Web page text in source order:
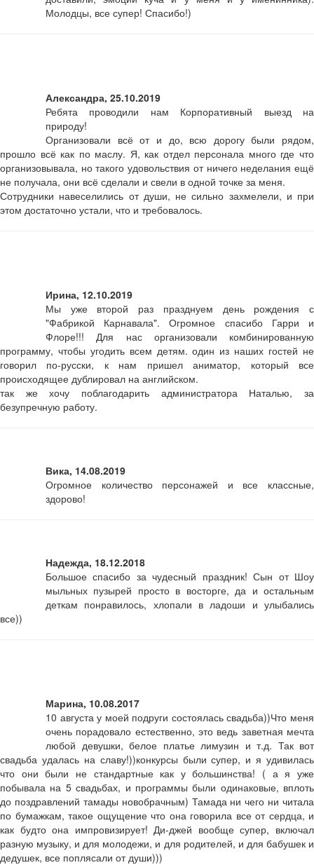
Молодцы, все супер! Спасибо!)
Александра, 25.10.2019
Ребята проводили нам Корпоративный выезд на
природу!
Организовали всё от и до, всю дорогу были рядом,
прошло всё как по маслу. Я, как отдел персонала много где что
организовывала, но такого удовольствия от ничего неделания ещё
не получала, они всё сделали и свели в одной точке за меня.
Сотрудники навеселились от души, не сильно захмелели, и при
этом достаточно устали, что и требовалось.
Ирина, 12.10.2019
Мы уже второй раз празднуем день рождения с
"Фабрикой Карнавала". Огромное спасибо Гарри и
Флоре!!! Для нас организовали комбинированную
программу, чтобы угодить всем детям. один из наших гостей не
говорил по-русски, к нам пришел аниматор, который все
происходящее дублировал на английском.
так же хочу поблагодарить администратора Наталью, за
безупречную работу.
Вика, 14.08.2019
Огромное количество персонажей и все классные,
здорово!
Надежда, 18.12.2018
Большое спасибо за чудесный праздник! Сын от Шоу
мыльных пузырей просто в восторге, да и остальным
деткам понравилось, хлопали в ладоши и улыбались
все))
Марина, 10.08.2017
10 августа у моей подруги состоялась свадьба))Что меня
очень порадовало естественно, это ведь заветная мечта
любой девушки, белое платье лимузин и т.д. Так вот
свадьба удалась на славу!))конкурсы были супер, и я удивилась
что они были не стандартные как у большинства! ( а я уже
побывала на 5 свадьбах, и программы были одинаковые, вплоть
до поздравлений тамады новобрачным) Тамада ни чего ни читала
по бумажкам, такое ощущение что она говорила все от сердца, и
как будто она импровизирует! Ди-джей вообще супер, включал
разную музыку, и для молодежи, и для родителей, и для бабушек и
дедушек, все поплясали от души)))